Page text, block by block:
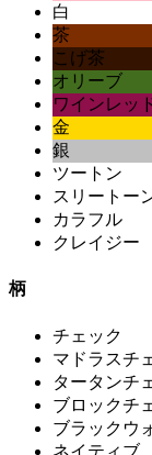
白
茶
こげ茶
オリーブ
ワインレッ
金
銀
ツートン
スリートー
カラフル
クレイジー
柄
チェック
マドラスチ
タータンチ
ブロックチ
ブラックウ
ネイティブ